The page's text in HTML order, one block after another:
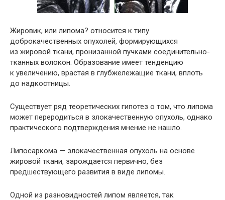
Жировик, или липома? относится к типу
доброкачественных опухолей, формирующихся
из жировой ткани, пронизанной пучками соединительно-
тканных волокон. Образование имеет тенденцию
к увеличению, врастая в глубжележащие ткани, вплоть
до надкостницы.
Существует ряд теоретических гипотез о том, что липома
может переродиться в злокачественную опухоль, однако
практического подтверждения мнение не нашло.
Липосаркома — злокачественная опухоль на основе
жировой ткани, зарождается первично, без
предшествующего развития в виде липомы.
Одной из разновидностей липом является, так